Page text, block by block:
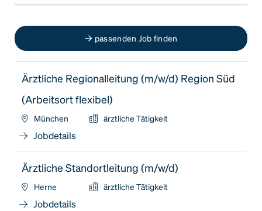
passenden Job finden
Ärztliche Regionalleitung (m/w/d) Region Süd
(Arbeitsort flexibel)
München ärztliche Tätigkeit
Jobdetails
Ärztliche Standortleitung (m/w/d)
Herne ärztliche Tätigkeit
Jobdetails